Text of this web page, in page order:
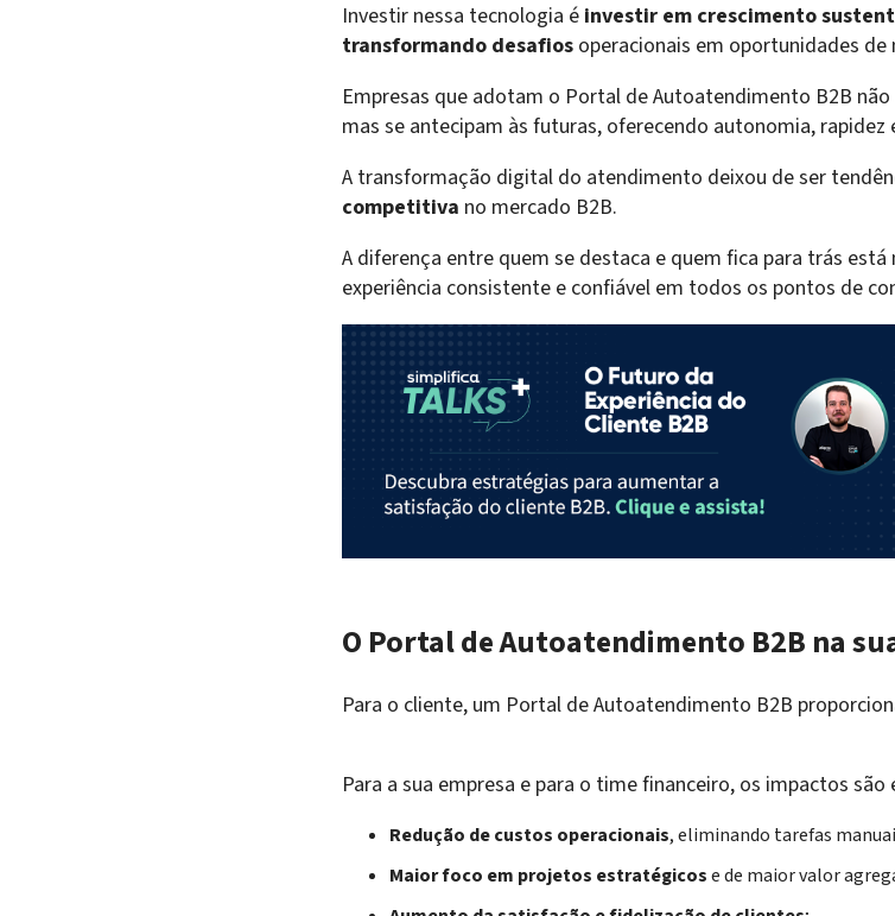
Investir nessa tecnologia é investir em crescimento
transformando desafios operacionais em oportunidades de
Empresas que adotam o Portal de Autoatendimento B2B
mas se antecipam às futuras, oferecendo autonomia, rapidez
A transformação digital do atendimento deixou de ser
competitiva no mercado B2B.
A diferença entre quem se destaca e quem fica para trás
experiência consistente e confiável em todos os pontos de
O Portal de Autoatendimento B2B na
Para o cliente, um Portal de Autoatendimento B2B
Para a sua empresa e para o time financeiro, os impactos são
Redução de custos operacionais, eliminando tarefas
Maior foco em projetos estratégicose de maior valor